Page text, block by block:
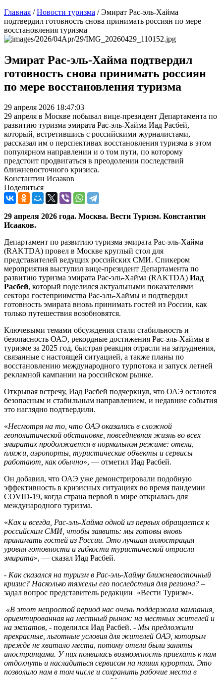
Главная /Новости туризма /Эмират Рас-эль-Хайма
подтвердил готовность снова принимать россиян по мере
восстановления туризма
Эмират Рас-эль-Хайма подтвердил
готовность снова принимать россиян
по мере восстановления туризма
29 апреля 2026 18:47:03
29 апреля в Москве побывал вице-президент Департамента по
развитию туризма эмирата Рас-эль-Хайма Иад Расбей,
который, встретившись с российскими журналистами,
рассказал им о перспективах восстановления туризма в этом
популярном направлении и о том пути, по которому
предстоит продвигаться в преодолении последствий
ближневосточного кризиса.
Константин Исааков
Поделиться
29 апреля 2026 года. Москва. Вести Туризм. Константин
Исааков.
Департамент по развитию туризма эмирата Рас-эль-Хайма
(RAKTDA) провел в Москве круглый стол для
представителей ведущих российских СМИ. Спикером
мероприятия выступил вице-президент Департамента по
развитию туризма эмирата Рас-эль-Хайма (RAKTDA) Иад
Расбей, который поделился актуальными показателями
сектора гостеприимства Рас-эль-Хаймы и подтвердил
готовность эмирата вновь принимать гостей из России, как
только путешествия возобновятся.
Ключевыми темами обсуждения стали стабильность и
безопасность ОАЭ, рекордные достижения Рас-эль-Хаймы в
туризме за 2025 год, быстрая реакция отрасли на затруднения,
связанные с настоящей ситуацией, а также планы по
восстановлению международного турпотока и запуск летней
рекламной кампании на российском рынке.
Открывая встречу, Иад Расбей подчеркнул, что ОАЭ остаются
безопасным и стабильным направлением, и недавние события
это наглядно подтвердили.
«Несмотря на то, что ОАЭ оказались в сложной
геополитической обстановке, повседневная жизнь во всех
эмиратах продолжается в нормальном режиме: отели,
пляжи, аэропорты, туристические объекты и сервисы
работают, как обычно», — отметил Иад Расбей.
Он добавил, что ОАЭ уже демонстрировали подобную
эффективность в кризисных ситуациях во время пандемии
COVID-19, когда страна первой в мире открылась для
международного туризма.
«Как и всегда, Рас-эль-Хайма одной из первых обращается к
российским СМИ, чтобы заявить:мы готовы вновь
принимать гостей из России. Это лучшая иллюстрация
уровня готовности и гибкости туристической отрасли
эмирата», — сказал Иад Расбей.
- Как сказался на туризм в Рас-эль-Хайму ближневосточный
кризис? Насколько тяжелы его последствия для региона? –
задал вопрос представитель редакции «Вести Туризм».
«В этот непростой период нас очень поддержала кампания,
ориентированная на местный рынок: на местных жителей и
на экспатов, - поделился Иад Расбей. - Мы предложили
прекрасные, льготные условия для жителей ОАЭ, которым
прежде не хватало места, потому отели были заняты
иностранцами. У них появилась возможность приехать к нам
отдохнуть и насладиться сервисом на наших курортах. Это
позволило нам в том числе и сохранить рабочие места в